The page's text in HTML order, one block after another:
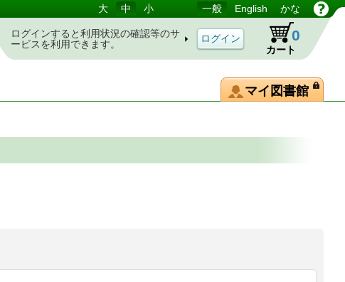
大 中 小 一般 English かな
ログインすると利用状況の確認等のサ
ービスを利用できます。
カート
0
マイ図書館